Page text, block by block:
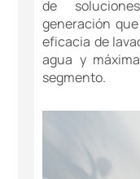
de
generación
eﬁcacia de
agua y
segmento.